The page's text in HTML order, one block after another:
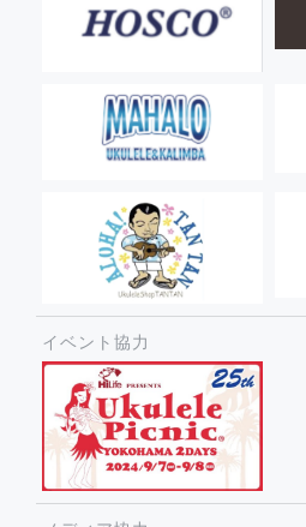
イベント協力